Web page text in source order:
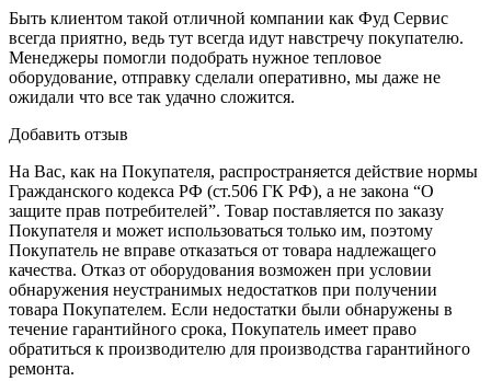
Быть клиентом такой отличной компании как Фуд Сервис
всегда приятно, ведь тут всегда идут навстречу покупателю.
Менеджеры помогли подобрать нужное тепловое
оборудование, отправку сделали оперативно, мы даже не
ожидали что все так удачно сложится.
Добавить отзыв
На Вас, как на Покупателя, распространяется действие нормы
Гражданского кодекса РФ (ст.506 ГК РФ), а не закона “О
защите прав потребителей”. Товар поставляется по заказу
Покупателя и может использоваться только им, поэтому
Покупатель не вправе отказаться от товара надлежащего
качества. Отказ от оборудования возможен при условии
обнаружения неустранимых недостатков при получении
товара Покупателем. Если недостатки были обнаружены в
течение гарантийного срока, Покупатель имеет право
обратиться к производителю для производства гарантийного
ремонта.